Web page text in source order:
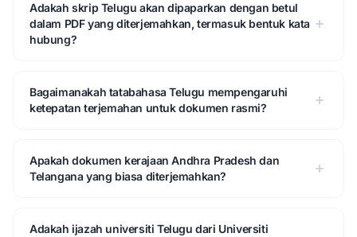
Adakah skrip Telugu akan dipaparkan dengan betul
dalam PDF yang diterjemahkan, termasuk bentuk kata
hubung?
Bagaimanakah tatabahasa Telugu mempengaruhi
ketepatan terjemahan untuk dokumen rasmi?
Apakah dokumen kerajaan Andhra Pradesh dan
Telangana yang biasa diterjemahkan?
Adakah ijazah universiti Telugu dari Universiti